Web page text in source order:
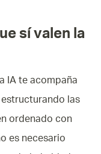
sí valen la
IA te acompaña
las
ordenado con
es necesario